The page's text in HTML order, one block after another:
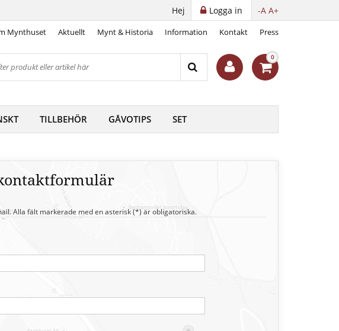
-A A+
Logga in
Hej
Mynthuset Aktuellt Mynt & Historia Information Kontakt Press
0
TILLBEHÖR GÅVOTIPS SET
Alla fält markerade med en asterisk (*) är obligatoriska.